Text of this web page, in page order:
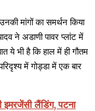
मांगों का समर्थन किया
ने अडाणी पावर प्लांट में
ये भी है कि हाल में ही गौतम
में गोड्डा में एक बार
इमरजेंसी लैंडिंग, पटना